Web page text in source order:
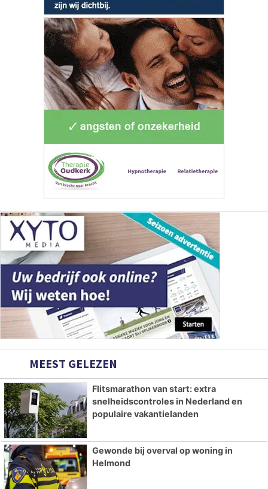
MEEST GELEZEN
Flitsmarathon van start: extra
snelheidscontroles in Nederland en
populaire vakantielanden
Gewonde bij overval op woning in
Helmond